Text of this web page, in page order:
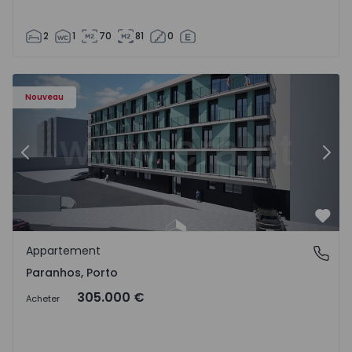
2 1 70 81 0
Nouveau
Appartement T1 Porto, Paranhos - 1575706 - 8
Précédent
Paranhos, Porto
Appartement
Paranhos, Porto
Acheter 305.000 €